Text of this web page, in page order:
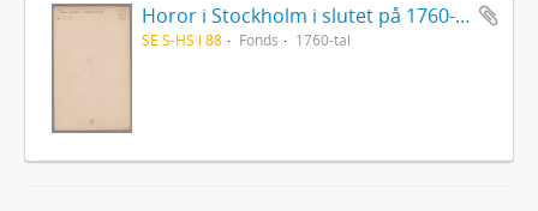
Horor i Stockholm i slutet på 1760-talet
SE S-HS I 88 Fonds 1760-tal